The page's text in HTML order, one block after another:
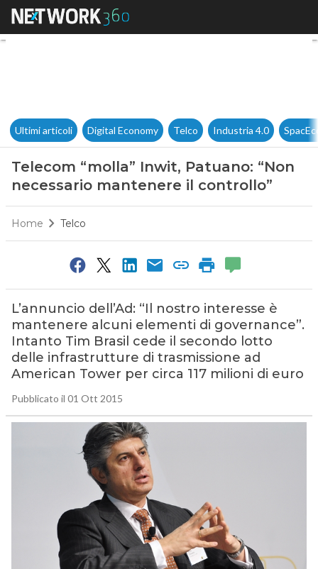
Telecom “molla” Inwit,
Ultimi articoli Digital Economy Telco Industria 4.0
Telecom “molla” Inwit, Patuano: “Non
necessario mantenere il controllo”
Home Telco
L’annuncio dell’Ad: “Il nostro interesse è
mantenere alcuni elementi di governance”.
Intanto Tim Brasil cede il secondo lotto
delle infrastrutture di trasmissione ad
American Tower per circa 117 milioni di euro
Pubblicato il 01 Ott 2015